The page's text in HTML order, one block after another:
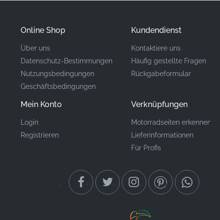
86173KPPT30ZA
Hersteller
Montageort
Aufkleber
Die Wahl authentischer Fabrikgrafiken für Modelle wie
die CBR125R ist für Fahrer, die Wert auf Präzision legen,
Online Shop
Über uns
Datenschutz-Bestimmungen
Nutzungsbedingungen
Geschäftsbedingungen
Mein Konto
Login
Registrieren
Kundendienst
Kontaktiere uns
Häufig gestellte Fragen
Rückgabeformular
Verknüpfungen
Motorradseiten erkennen
Lieferinformationen
Für Profis